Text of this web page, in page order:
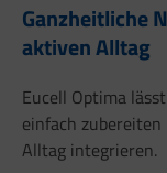
Ganzheitliche
aktiven Alltag
Eucell Optima
einfach
Alltag integrieren.